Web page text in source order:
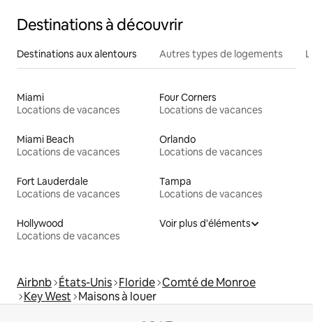
Destinations à découvrir
Destinations aux alentours Autres types de logements
Miami
Locations de vacances
Four Corners
Locations de vacances
Miami Beach
Locations de vacances
Orlando
Locations de vacances
Fort Lauderdale
Locations de vacances
Tampa
Locations de vacances
Hollywood
Locations de vacances
Voir plus d'éléments
Airbnb États-Unis Floride Comté de Monroe
Key West Maisons à louer